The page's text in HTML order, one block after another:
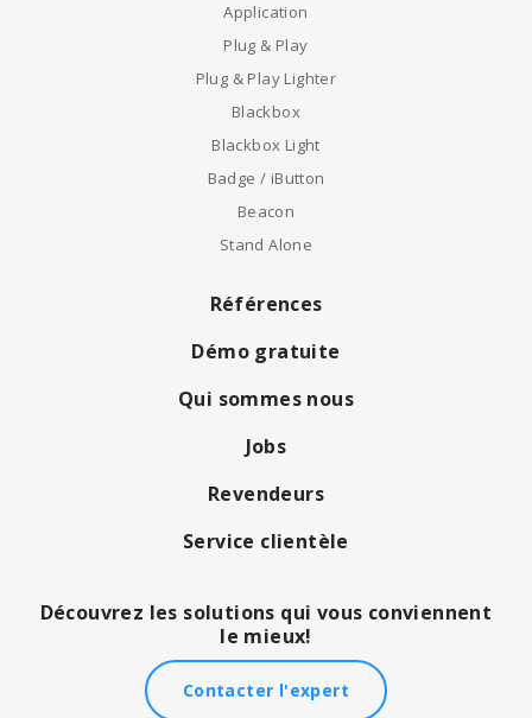
Application
Plug & Play
Plug & Play Lighter
Blackbox
Blackbox Light
Badge / iButton
Beacon
Stand Alone
Références
Démo gratuite
Qui sommes nous
Jobs
Revendeurs
Service clientèle
Découvrez les solutions qui vous conviennent
le mieux!
Contacter l'expert